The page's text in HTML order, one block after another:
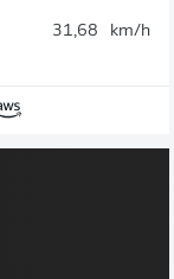
31,68 km/h